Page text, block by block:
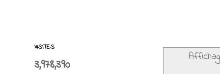
VISITES
3,978,390